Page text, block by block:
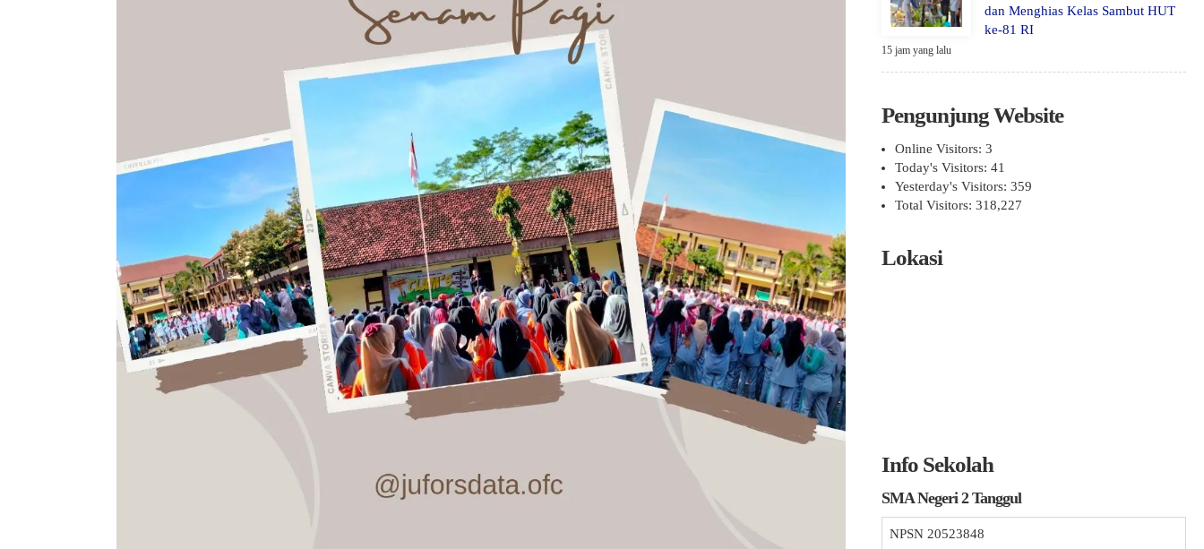
dan Menghias Kelas Sambut HUT
ke-81 RI
15 jam yang lalu
Pengunjung Website
Online Visitors: 3
Today's Visitors: 41
Yesterday's Visitors: 359
Total Visitors: 318,227
Lokasi
Info Sekolah
SMA Negeri 2 Tanggul
NPSN 20523848